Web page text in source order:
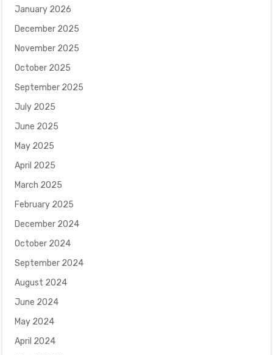
January 2026
December 2025
November 2025
October 2025
September 2025
July 2025
June 2025
May 2025
April 2025
March 2025
February 2025
December 2024
October 2024
September 2024
August 2024
June 2024
May 2024
April 2024